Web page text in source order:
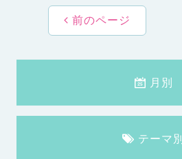
前のページ
月別
テーマ別